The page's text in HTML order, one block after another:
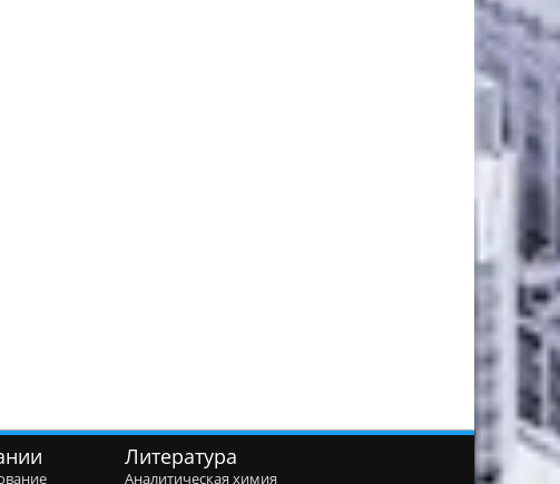
Литература
Аналитическая химия